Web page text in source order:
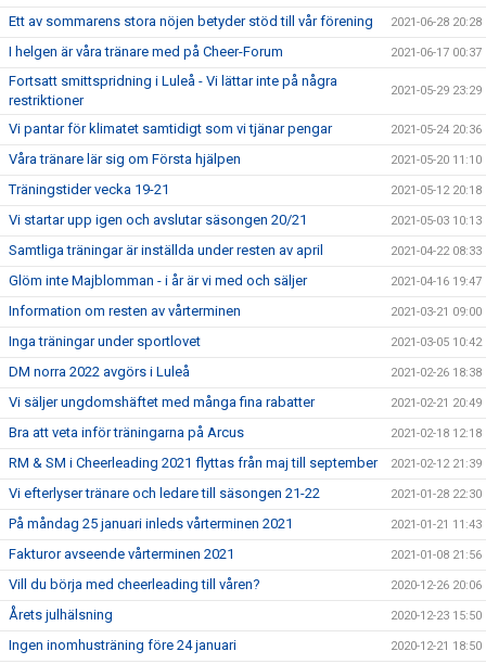
Ett av sommarens stora nöjen betyder stöd till vår förening 2021-06-28 20:28
I helgen är våra tränare med på Cheer-Forum 2021-06-17 00:37
Fortsatt smittspridning i Luleå - Vi lättar inte på några
restriktioner
2021-05-29 23:29
Vi pantar för klimatet samtidigt som vi tjänar pengar 2021-05-24 20:36
Våra tränare lär sig om Första hjälpen 2021-05-20 11:10
Träningstider vecka 19-21 2021-05-12 20:18
Vi startar upp igen och avslutar säsongen 20/21 2021-05-03 10:13
Samtliga träningar är inställda under resten av april 2021-04-22 08:33
Glöm inte Majblomman - i år är vi med och säljer 2021-04-16 19:47
Information om resten av vårterminen 2021-03-21 09:00
Inga träningar under sportlovet 2021-03-05 10:42
DM norra 2022 avgörs i Luleå 2021-02-26 18:38
Vi säljer ungdomshäftet med många fina rabatter 2021-02-21 20:49
Bra att veta inför träningarna på Arcus 2021-02-18 12:18
RM & SM i Cheerleading 2021 flyttas från maj till september 2021-02-12 21:39
Vi efterlyser tränare och ledare till säsongen 21-22 2021-01-28 22:30
På måndag 25 januari inleds vårterminen 2021 2021-01-21 11:43
Fakturor avseende vårterminen 2021 2021-01-08 21:56
Vill du börja med cheerleading till våren? 2020-12-26 20:06
Årets julhälsning 2020-12-23 15:50
Ingen inomhusträning före 24 januari 2020-12-21 18:50